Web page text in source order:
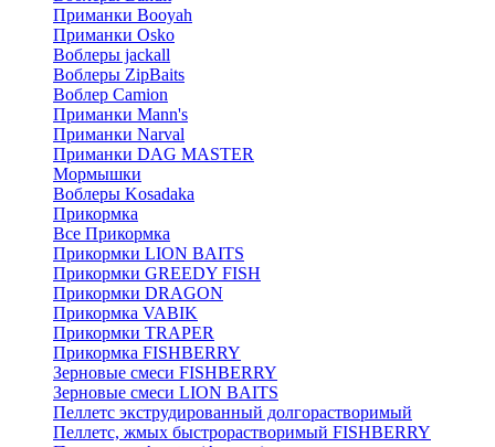
Приманки Booyah
Приманки Osko
Воблеры jackall
Воблеры ZipBaits
Воблер Camion
Приманки Mann's
Приманки Narval
Приманки DAG MASTER
Мормышки
Воблеры Kosadaka
Прикормка
Все Прикормка
Прикормки LION BAITS
Прикормки GREEDY FISH
Прикормки DRAGON
Прикормка VABIK
Прикормки TRAPER
Прикормка FISHBERRY
Зерновые смеси FISHBERRY
Зерновые смеси LION BAITS
Пеллетс экструдированный долгорастворимый
Пеллетс, жмых быстрорастворимый FISHBERRY